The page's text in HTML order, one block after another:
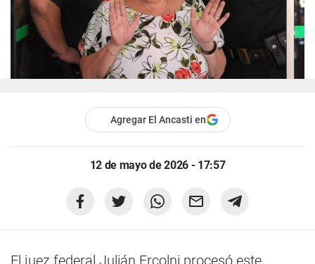
Agregar El Ancasti en
12 de mayo de 2026 - 17:57